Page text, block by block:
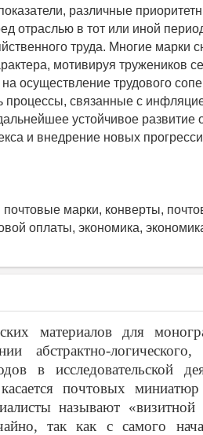
различные
отраслью в тот или иной
труда. Многие марки
мотивируя тружеников
осуществление трудового
связанные с
устойчивое развитие
и внедрение новых
марки, конверты,
оплаты, экономика,
материалов для
абстрактно-логического,
в исследовательской
почтовых
называют «визитной
так как с самого